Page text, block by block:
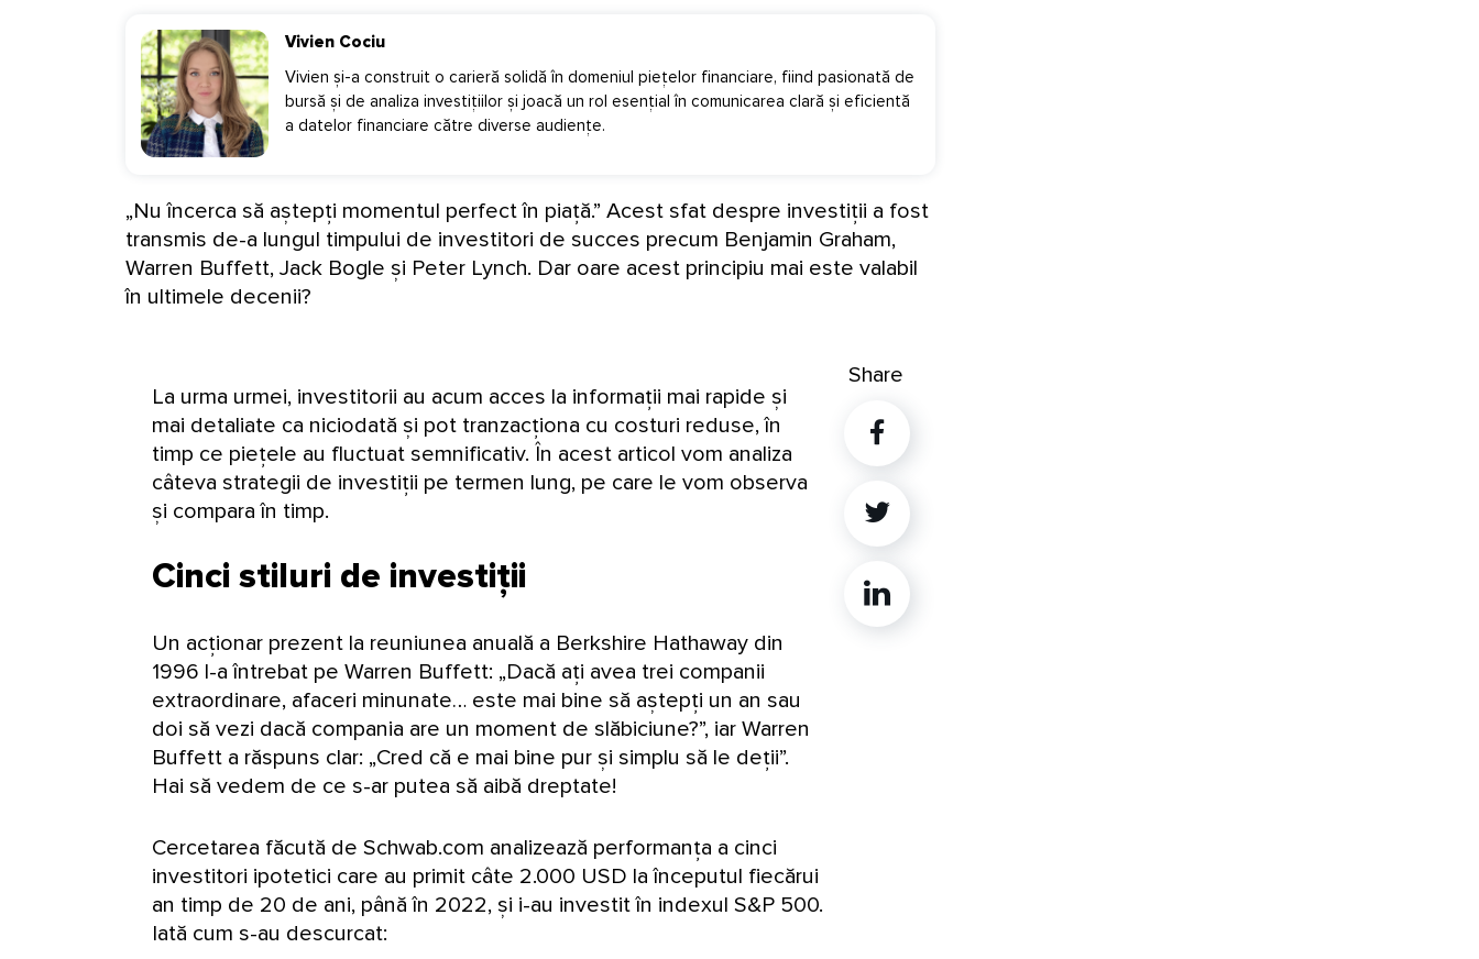
Vivien Cociu
Vivien și-a construit o carieră solidă în domeniul piețelor financiare, fiind pasionată de
bursă și de analiza investițiilor și joacă un rol esențial în comunicarea clară și eficientă
a datelor financiare către diverse audiențe.
„Nu încerca să aștepți momentul perfect în piață.” Acest sfat despre investiții a fost
transmis de-a lungul timpului de investitori de succes precum Benjamin Graham,
Warren Buffett, Jack Bogle și Peter Lynch. Dar oare acest principiu mai este valabil
în ultimele decenii?
La urma urmei, investitorii au acum acces la informații mai rapide și
mai detaliate ca niciodată și pot tranzacționa cu costuri reduse, în
timp ce piețele au fluctuat semnificativ. În acest articol vom analiza
câteva strategii de investiții pe termen lung, pe care le vom observa
și compara în timp.
Cinci stiluri de investiții
Un acționar prezent la reuniunea anuală a Berkshire Hathaway din
1996 l-a întrebat pe Warren Buffett: „Dacă ați avea trei companii
extraordinare, afaceri minunate… este mai bine să aștepți un an sau
doi să vezi dacă compania are un moment de slăbiciune?”, iar Warren
Buffett a răspuns clar: „Cred că e mai bine pur și simplu să le deții”.
Hai să vedem de ce s-ar putea să aibă dreptate!
Cercetarea făcută de Schwab.com analizează performanța a cinci
investitori ipotetici care au primit câte 2.000 USD la începutul fiecărui
an timp de 20 de ani, până în 2022, și i-au investit în indexul S&P 500.
Iată cum s-au descurcat:
Share
Twitter
Linkedin